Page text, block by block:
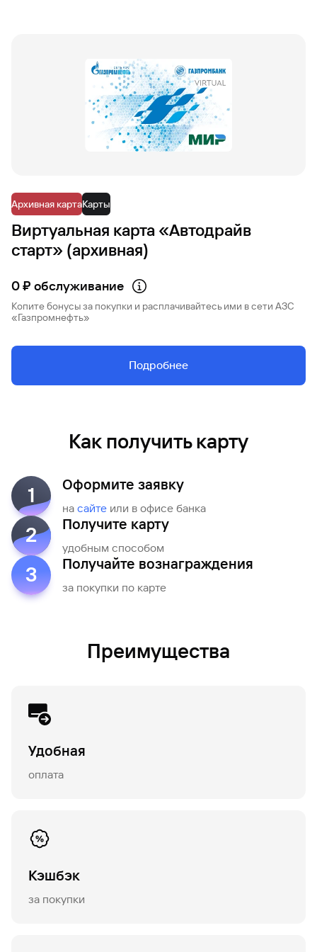
Архивная картаКарты
Виртуальная карта «Автодрайв
старт» (архивная)
0 ₽ обслуживание
Копите бонусы за покупки и расплачивайтесь ими в сети АЗС
«Газпромнефть»
Подробнее
Как получить карту
1 Оформите заявку
на сайте или в офисе банка
2 Получите карту
удобным способом
3 Получайте вознаграждения
за покупки по карте
Преимущества
Удобная
оплата
Кэшбэк
за покупки